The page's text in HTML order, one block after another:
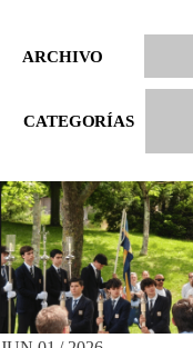
ARCHIVO
CATEGORÍAS